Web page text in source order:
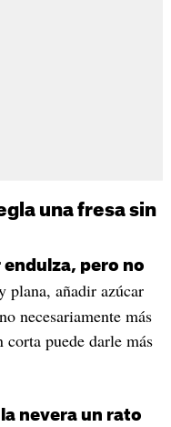
una fresa sin
endulza, pero no
plana, añadir azúcar
necesariamente más
puede darle más
nevera un rato